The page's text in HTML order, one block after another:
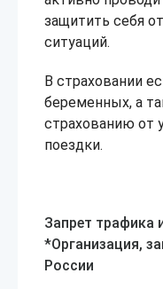
защитить себя
ситуаций.
В страховании
беременных, а
страхованию от
поездки.
Запрет трафика
*Организация,
России